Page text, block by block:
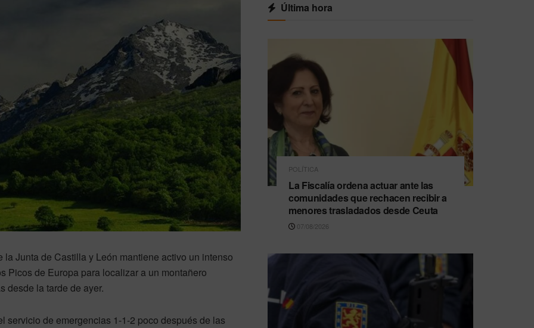
Junta de Castilla y León mantiene activo un intenso
Picos de Europa para localizar a un montañero
desde la tarde de ayer.
servicio de emergencias 1-1-2 poco después de las
Última hora
POLÍTICA
La Fiscalía ordena actuar ante las
comunidades que rechacen recibir a
menores trasladados desde Ceuta
07/08/2026